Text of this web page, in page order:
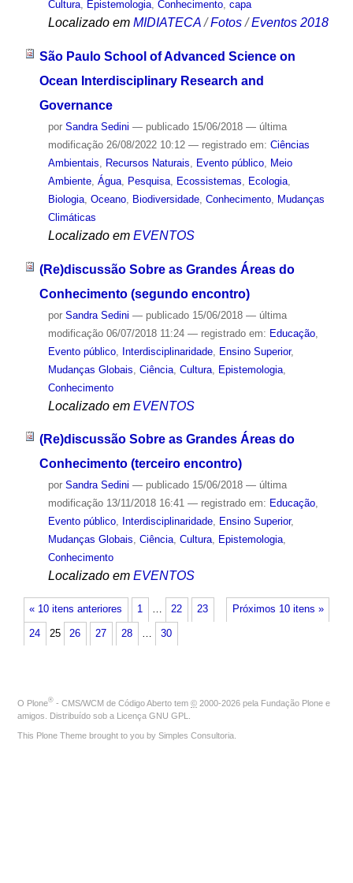
Cultura, Epistemologia, Conhecimento, capa
Localizado em MIDIATECA /Fotos /Eventos 2018
São Paulo School of Advanced Science on
Ocean Interdisciplinary Research and
Governance
por Sandra Sedini — publicado15/06/2018 — última
modificação26/08/2022 10:12 — registrado em: Ciências
Ambientais
Recursos Naturais Evento público,
Meio
Ambiente, Água, Pesquisa, Ecossistemas Ecologia,
Biologia, Oceano, Biodiversidade, Conhecimento,
Mudanças
Climáticas
Localizado em EVENTOS
(Re)discussão Sobre as Grandes Áreas do
Conhecimento (segundo encontro)
por Sandra Sedini — publicado15/06/2018 — última
modificação06/07/2018 11:24 — registrado em: Educação,
Evento público, Interdisciplinaridade, Ensino Superior,
Mudanças Globais Ciência, Cultura, Epistemologia,
Conhecimento
Localizado em EVENTOS
(Re)discussão Sobre as Grandes Áreas do
Conhecimento (terceiro encontro)
por Sandra Sedini — publicado15/06/2018 — última
modificação13/11/2018 16:41 — registrado em: Educação,
Evento público, Interdisciplinaridade, Ensino Superior,
Mudanças Globais, Ciência, Cultura, Epistemologia,
Conhecimento
Localizado em EVENTOS
« 10 itens anteriores Próximos 10 itens »
1 … 22 23
24 25 26 27 28 … 30
O Plone® - CMS/WCM de Código Aberto tem © 2000-2026 pela Fundação Plone e
amigos. Distribuído sob a Licença GNU GPL
This Plone Theme brought to you by Simples Consultoria